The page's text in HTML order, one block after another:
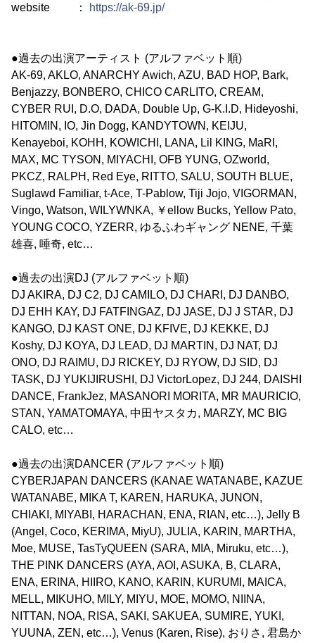
website ：
https://ak-69.jp/
●過去の出演アーティスト (アルファベット順)
AK-69, AKLO, ANARCHY Awich, AZU, BAD HOP, Bark,
Benjazzy, BONBERO, CHICO CARLITO, CREAM,
CYBER RUI, D.O, DADA, Double Up, G-K.I.D, Hideyoshi,
HITOMIN, IO, Jin Dogg, KANDYTOWN, KEIJU,
Kenayeboi, KOHH, KOWICHI, LANA, Lil KING, MaRI,
MAX, MC TYSON, MIYACHI, OFB YUNG, OZworld,
PKCZ, RALPH, Red Eye, RITTO, SALU, SOUTH BLUE,
Suglawd Familiar, t-Ace, T-Pablow, Tiji Jojo, VIGORMAN,
Vingo, Watson, WILYWNKA, ￥ellow Bucks, Yellow Pato,
YOUNG COCO, YZERR, ゆるふわギャング NENE, 千葉
雄喜, 唾奇, etc…
●過去の出演DJ (アルファベット順)
DJ AKIRA, DJ C2, DJ CAMILO, DJ CHARI, DJ DANBO,
DJ EHH KAY, DJ FATFINGAZ, DJ JASE, DJ J STAR, DJ
KANGO, DJ KAST ONE, DJ KFIVE, DJ KEKKE, DJ
Koshy, DJ KOYA, DJ LEAD, DJ MARTIN, DJ NAT, DJ
ONO, DJ RAIMU, DJ RICKEY, DJ RYOW, DJ SID, DJ
TASK, DJ YUKIJIRUSHI, DJ VictorLopez, DJ 244, DAISHI
DANCE, FrankJez, MASANORI MORITA, MR MAURICIO,
STAN, YAMATOMAYA, 中田ヤスタカ, MARZY, MC BIG
CALO, etc…
●過去の出演DANCER (アルファベット順)
CYBERJAPAN DANCERS (KANAE WATANABE, KAZUE
WATANABE, MIKA T, KAREN, HARUKA, JUNON,
CHIAKI, MIYABI, HARACHAN, ENA, RIAN, etc…), Jelly B
(Angel, Coco, KERIMA, MiyU), JULIA, KARIN, MARTHA,
Moe, MUSE, TasTyQUEEN (SARA, MIA, Miruku, etc…),
THE PINK DANCERS (AYA, AOI, ASUKA, B, CLARA,
ENA, ERINA, HIIRO, KANO, KARIN, KURUMI, MAICA,
MELL, MIKUHO, MILY, MIYU, MOE, MOMO, NIINA,
NITTAN, NOA, RISA, SAKI, SAKUEA, SUMIRE, YUKI,
YUUNA, ZEN, etc…), Venus (Karen, Rise), おりさ, 君島か